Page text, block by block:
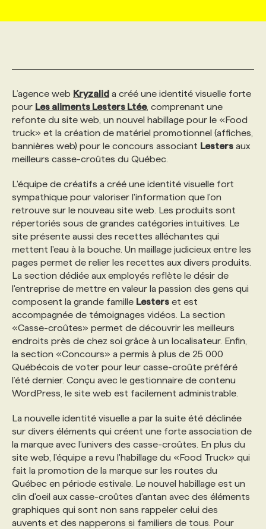
AFFAIRES DE L'INDUSTRIE
INITIATIVES NUMÉRIQUES
PRIX ET DISTINCTIONS
TENDANCES
WEB & MÉDIAS SOCIAUX
MARKETING DURABLE
GEO/SEO
ÉVÉNEMENTIEL
NOS AUTEUR‧RICES
INFOLETTRE PUBLICITÉ
ANNONCEZ AVEC NOUS
CONSULTER LA CVTHÈQUE
PROFIL ENTREPRISE
FAQ
ANNONCEZ AVEC NOUS
VOIR LES OFFRES
PROFIL CANDIDAT
FAQ
ANNONCEZ AVEC NOUS
NOS FORMATIONS EN LIGNE
NOS PARCOURS DE FORMATIONS
FORMATIONS PERSONNALISÉES
NOS FORMATEUR‧RICES
POURQUOI CHOISIR NOS FORMATIONS
NOS TARIFS
PROGRAMMES DE SUBVENTIONS
FAQ
ANNONCEZ AVEC NOUS
CHASSE DE TÊTE
SERVICE DE CHASSE DE TÊTE
NOS TARIFS
NOS EXPERTISES
FAQ
ANNONCEZ AVEC NOUS
L’agence web Kryzalid a créé une identité visuelle forte
pour Les aliments Lesters Ltée, comprenant une
refonte du site web, un nouvel habillage pour le «Food
truck» et la création de matériel promotionnel (affiches,
bannières web) pour le concours associant Lesters aux
meilleurs casse-croûtes du Québec.
L'équipe de créatifs a créé une identité visuelle fort
sympathique pour valoriser l'information que l'on
retrouve sur le nouveau site web. Les produits sont
répertoriés sous de grandes catégories intuitives. Le
site présente aussi des recettes alléchantes qui
mettent l'eau à la bouche. Un maillage judicieux entre les
pages permet de relier les recettes aux divers produits.
La section dédiée aux employés reflète le désir de
l'entreprise de mettre en valeur la passion des gens qui
composent la grande famille Lesters et est
accompagnée de témoignages vidéos. La section
«Casse-croûtes» permet de découvrir les meilleurs
endroits près de chez soi grâce à un localisateur. Enfin,
la section «Concours» a permis à plus de 25 000
Québécois de voter pour leur casse-croûte préféré
l’été dernier. Conçu avec le gestionnaire de contenu
WordPress, le site web est facilement administrable.
La nouvelle identité visuelle a par la suite été déclinée
sur divers éléments qui créent une forte association de
la marque avec l’univers des casse-croûtes. En plus du
site web, l'équipe a revu l'habillage du «Food Truck» qui
fait la promotion de la marque sur les routes du
Québec en période estivale. Le nouvel habillage est un
clin d'oeil aux casse-croûtes d'antan avec des éléments
graphiques qui sont non sans rappeler celui des
auvents et des napperons si familiers de tous. Pour